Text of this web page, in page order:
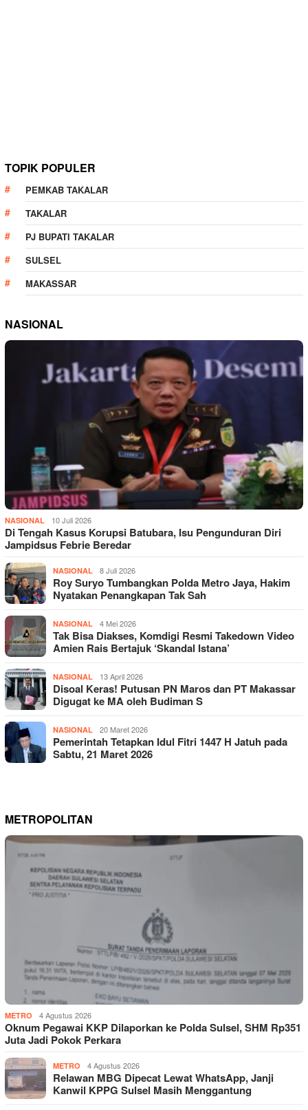
TOPIK POPULER
PEMKAB TAKALAR
TAKALAR
PJ BUPATI TAKALAR
SULSEL
MAKASSAR
NASIONAL
NASIONAL 10 Juli 2026
Di Tengah Kasus Korupsi Batubara, Isu Pengunduran Diri
Jampidsus Febrie Beredar
NASIONAL 8 Juli 2026
Roy Suryo Tumbangkan Polda Metro Jaya, Hakim
Nyatakan Penangkapan Tak Sah
NASIONAL 4 Mei 2026
Tak Bisa Diakses, Komdigi Resmi Takedown Video
Amien Rais Bertajuk ‘Skandal Istana’
NASIONAL 13 April 2026
Disoal Keras! Putusan PN Maros dan PT Makassar
Digugat ke MA oleh Budiman S
NASIONAL 20 Maret 2026
Pemerintah Tetapkan Idul Fitri 1447 H Jatuh pada
Sabtu, 21 Maret 2026
METROPOLITAN
METRO 4 Agustus 2026
Oknum Pegawai KKP Dilaporkan ke Polda Sulsel, SHM Rp351
Juta Jadi Pokok Perkara
METRO 4 Agustus 2026
Relawan MBG Dipecat Lewat WhatsApp, Janji
Kanwil KPPG Sulsel Masih Menggantung